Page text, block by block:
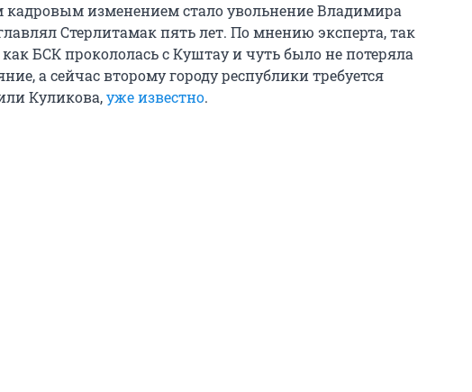
кадровым изменением стало увольнение Владимира
Стерлитамак пять лет. По мнению эксперта, так
БСК прокололась с Куштау и чуть было не потеряла
а сейчас второму городу республики требуется
Куликова,уже известно.